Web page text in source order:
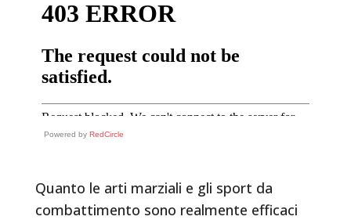
Powered by RedCircle
Quanto le arti marziali e gli sport da
combattimento sono realmente efficaci